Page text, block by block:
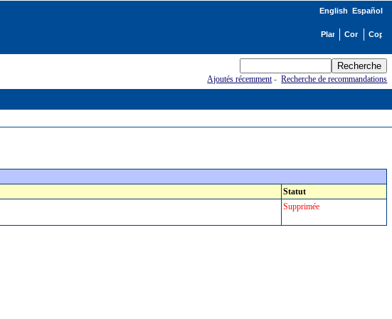
English Español
Ajoutés récemment-Recherche de recommandations
Statut
Supprimée